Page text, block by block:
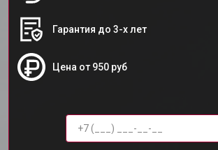
Гарантия до 3-х лет
Цена от 950 руб